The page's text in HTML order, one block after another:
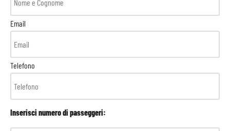
Email
Telefono
Inserisci numero di passeggeri: